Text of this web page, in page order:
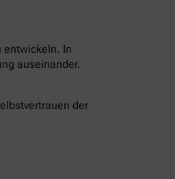
entwickeln. In
auseinander.
der